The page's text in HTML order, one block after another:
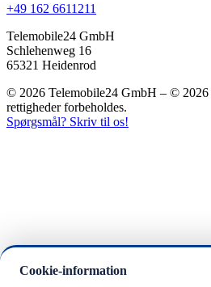
+49 162 6611211
Telemobile24 GmbH
Schlehenweg 16
65321 Heidenrod
© 2026 Telemobile24 GmbH – ©
rettigheder forbeholdes.
Spørgsmål? Skriv til os!
Cookie-information